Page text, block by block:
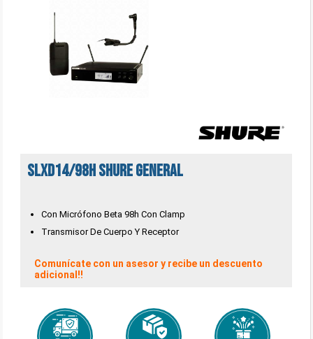
SLXD14/98H Shure general
Con Micrófono Beta 98h Con Clamp
Transmisor De Cuerpo Y Receptor
Comunícate con un asesor y recibe un descuento
adicional!!